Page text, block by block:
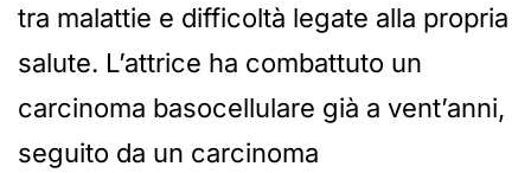
tra malattie e difficoltà legate alla propria
salute. L’attrice ha combattuto un
carcinoma basocellulare già a vent’anni,
seguito da un carcinoma